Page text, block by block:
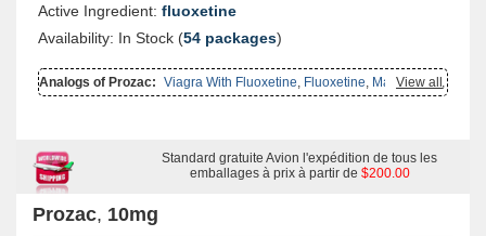
Active Ingredient: fluoxetine
Availability: In Stock (54 packages)
View all
Analogs of Prozac: Viagra With Fluoxetine Fluoxetine Malegra Fxt
Malegra Fxt Plus
Standard gratuite Avion l'expédition de tous les
emballages à prix à partir de $200.00
Prozac, 10mg